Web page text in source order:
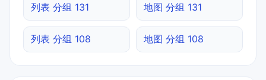
列表 分组 131 地图 分组 131
列表 分组 108 地图 分组 108